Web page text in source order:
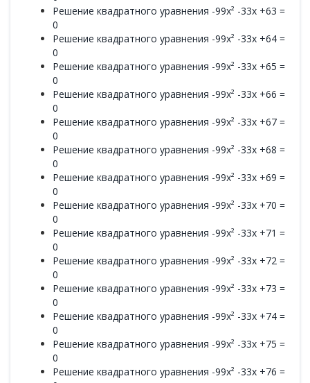
Решение квадратного уравнения -99x² -33x +63 =
0
Решение квадратного уравнения -99x² -33x +64 =
0
Решение квадратного уравнения -99x² -33x +65 =
0
Решение квадратного уравнения -99x² -33x +66 =
0
Решение квадратного уравнения -99x² -33x +67 =
0
Решение квадратного уравнения -99x² -33x +68 =
0
Решение квадратного уравнения -99x² -33x +69 =
0
Решение квадратного уравнения -99x² -33x +70 =
0
Решение квадратного уравнения -99x² -33x +71 =
0
Решение квадратного уравнения -99x² -33x +72 =
0
Решение квадратного уравнения -99x² -33x +73 =
0
Решение квадратного уравнения -99x² -33x +74 =
0
Решение квадратного уравнения -99x² -33x +75 =
0
Решение квадратного уравнения -99x² -33x +76 =